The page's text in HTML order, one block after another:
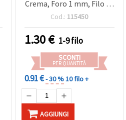
Crema, Foro 1 mm, Filo da
~140 pz, Raffinati e
Handmade di Bigiotteria
Cod.: 115450
1.30€ 1-9 filo
SCONTI
PER QUANTITÀ
0.91 €- 30 %10 filo +
AGGIUNGI